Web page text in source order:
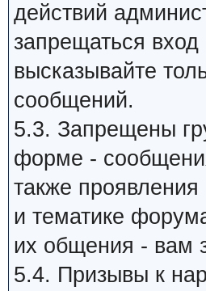
действий
запрещаться
высказывайте
сообщений.
5.3. Запрещены
форме -
также
и тематике
их общения - вам
5.4. Призывы к